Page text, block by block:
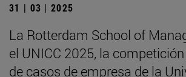
31 | 03 | 2025
La Rotterdam School of
el UNICC 2025, la
de casos de empresa de la